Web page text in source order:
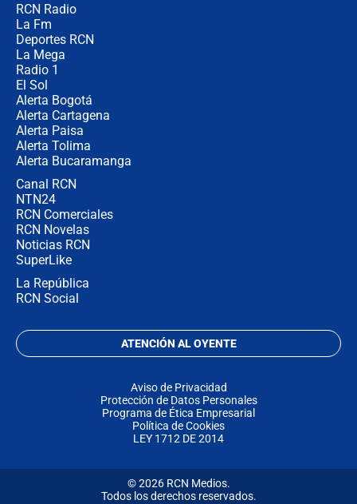
RCN Radio
La Fm
Deportes RCN
La Mega
Radio 1
El Sol
Alerta Bogotá
Alerta Cartagena
Alerta Paisa
Alerta Tolima
Alerta Bucaramanga
Canal RCN
NTN24
RCN Comerciales
RCN Novelas
Noticias RCN
SuperLike
La República
RCN Social
ATENCIÓN AL OYENTE
Aviso de Privacidad
Protección de Datos Personales
Programa de Ética Empresarial
Política de Cookies
LEY 1712 DE 2014
© 2026 RCN Medios.
Todos los derechos reservados.